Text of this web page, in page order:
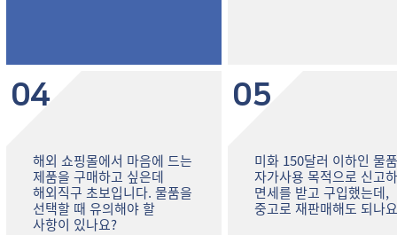
04
해외 쇼핑몰에서 마음에 드는
제품을 구매하고 싶은데
해외직구 초보입니다. 물품을
선택할 때 유의해야 할
사항이 있나요?
05
미화 150달러 이하인 물
자가사용 목적으로 신고
면세를 받고 구입했는데,
중고로 재판매해도 되나